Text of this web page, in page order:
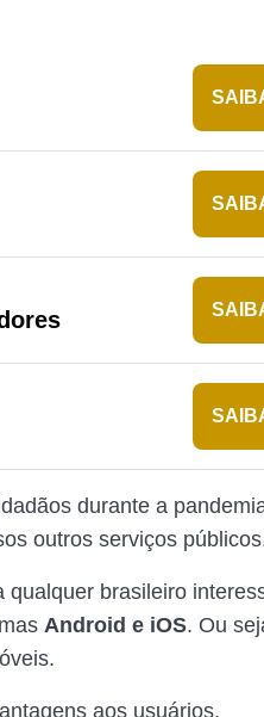
durante a
outros serviços
qualquer brasileiro
Android e iOS. Ou
aos usuários,